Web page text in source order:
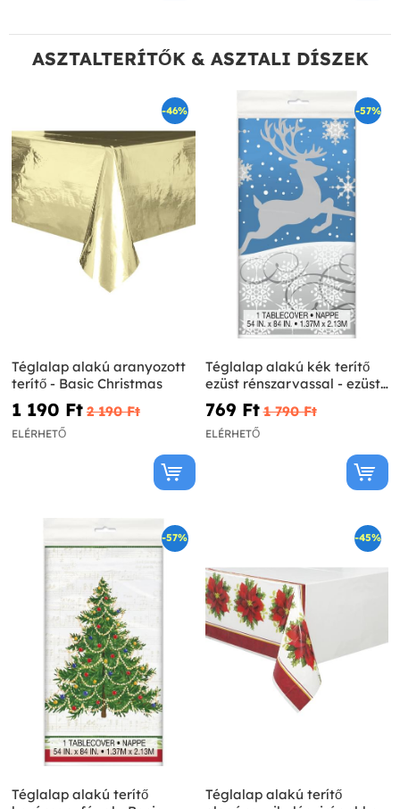
ASZTALTERÍTŐK & ASZTALI DÍSZEK
-46%
Téglalap alakú aranyozott
terítő - Basic Christmas
1 190 Ft‎ 2 190 Ft‎
ELÉRHETŐ
-57%
Téglalap alakú kék terítő
ezüst rénszarvassal - ezüst
hópehely karácsony
769 Ft‎ 1 790 Ft‎
ELÉRHETŐ
-57%
Téglalap alakú terítő
-45%
Téglalap alakú terítő